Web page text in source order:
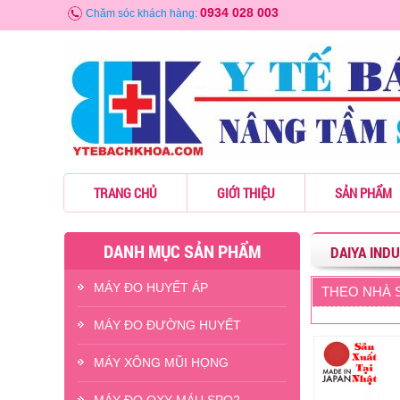
Chăm sóc khách hàng: 0934 028 003
TRANG CHỦ GIỚI THIỆU SẢN PHẨM
DANH MỤC SẢN PHẨM
MÁY ĐO HUYẾT ÁP
MÁY ĐO ĐƯỜNG HUYẾT
MÁY XÔNG MŨI HỌNG
DAIYA
THEO NHÀ